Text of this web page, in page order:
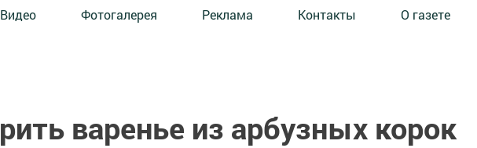
Видео Фотогалерея Реклама Контакты О газете
варенье из арбузных корок